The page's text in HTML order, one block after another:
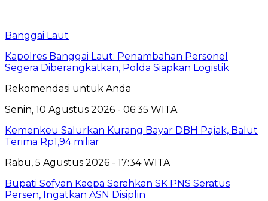
Banggai Laut
Kapolres Banggai Laut: Penambahan Personel
Segera Diberangkatkan, Polda Siapkan Logistik
Rekomendasi untuk Anda
Senin, 10 Agustus 2026 - 06:35 WITA
Kemenkeu Salurkan Kurang Bayar DBH Pajak, Balut
Terima Rp1,94 miliar
Rabu, 5 Agustus 2026 - 17:34 WITA
Bupati Sofyan Kaepa Serahkan SK PNS Seratus
Persen, Ingatkan ASN Disiplin